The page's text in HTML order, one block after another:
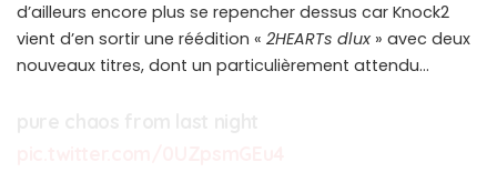
d’ailleurs encore plus se repencher dessus car Knock2
vient d’en sortir une réédition « 2HEARTs dlux » avec deux
nouveaux titres, dont un particulièrement attendu…